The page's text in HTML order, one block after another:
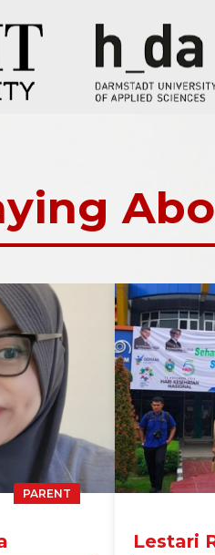
PARENT
Lestari